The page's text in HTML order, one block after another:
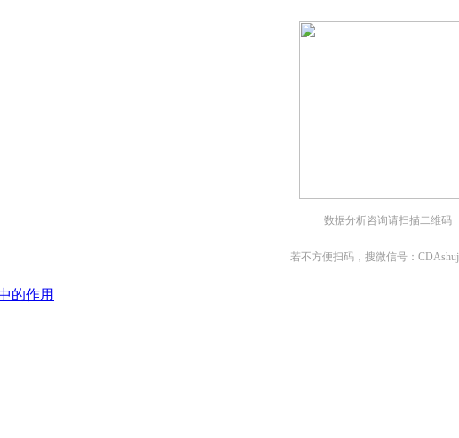
数据分析咨询请扫描二维码
若不方便扫码，搜微信号：
的作用